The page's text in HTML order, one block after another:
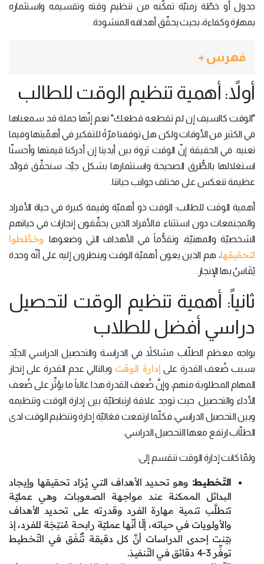
جدول أو خطّة زمنيّة تمكّنه من تنظيم وقته وتقسيمه واستثماره
بمهارة وكفاءة، بحيث يحقّق أهدافه المنشودة.
فهرس +
أولاً: أهمية تنظيم الوقت للطالب
"الوقت كالسيف إن لم تقطعه قطعك" نعم إنّها جملة قد سمعناها
في الكثير من الأوقات ولكن هل توقفنا مرّةً للتفكير في أهمّيتها وفيما
تعنيه. في الحقيقة إنّ الوقت ثروة بين أيدينا إن أدركنا قيمتها وأحسنّا
استغلالها بالطُّرق الصحيحة واستثمارها بشكل جيِّد، سنحقِّق فوائد
عظيمة تنعكس على مختلف جوانب حياتنا.
أهمية الوقت للطالب: الوقت ذو أهميّة وقيمة كبيرة في حياة الأفراد
والمجتمعات دون استثناء. فالأفراد الذين يحقِّقون إنجازات في حياتهم
الشخصيّة والمهنيّة، وتقدُّماً في الأهداف التي وضعوها وخطَّطوا
لتحقيقها، هم الذين يعون أهميّة الوقت وينظرون إليه على أنّه وحدة
يُقَاسُ بها الإنجاز.
ثانياً: أهمية تنظيم الوقت لتحصيل
دراسي أفضل للطلاب
يواجه معظم الطلّاب مشاكلاً في الدراسة والتحصيل الدراسي الجيِّد
بسبب ضُعف القدرة على إدارة الوقت وبالتالي عدم القدرة على إنجاز
المهام المطلوبة منهم، وإنَّ ضُعف القدرة هذا غالباً ما يؤثِّر على ضُعف
الأداء والتحصيل. حيث توجد علاقة ارتباطيّة بين إدارة الوقت وتنظيمه
وبين التحصيل الدراسي، فكلّما ارتفعت فعَاليّة إدارة وتنظيم الوقت لدى
الطلّاب ارتفع معها التحصيل الدراسي.
ولمّا كانت إدارة الوقت تنقسم إلى:
التّخطيط: وهو تحديد الأهداف التي يُرَاد تحقيقها وإيجاد
البدائل الممكنة عند مواجهة الصعوبات. وهي عمليّة
تتطلَّب تنمية مهارة الفرد وقدرته على تحديد الأهداف
والأولويات في حياته، إلّا أنّها عمليّة رابحة مُنتِجَة للفرد، إذ
بيّنت إحدى الدراسات أنَّ كل دقيقة تُنْفَق في التّخطيط
توفِّر 3-4 دقائق في التّنفيذ.